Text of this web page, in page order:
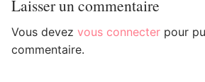
Laisser un commentaire
Vous devez vous connecter pour
commentaire.